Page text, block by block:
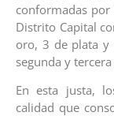
conformadas
Distrito Capital
oro, 3 de plata y
segunda y
En esta justa,
calidad que